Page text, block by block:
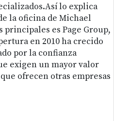
lo explica
la oficina de Michael
principales es Page Group,
en 2010 ha crecido
por la confianza
exigen un mayor valor
ofrecen otras empresas